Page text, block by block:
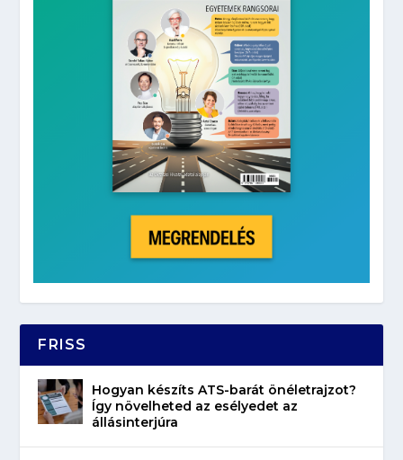
FRISS
Hogyan készíts ATS-barát önéletrajzot?
Így növelheted az esélyedet az
állásinterjúra